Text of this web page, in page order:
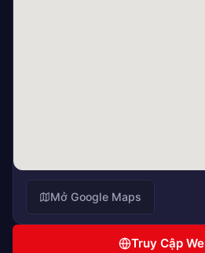
Mở Google Maps
Truy Cập